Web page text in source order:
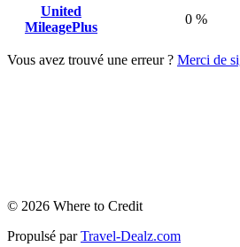
United
MileagePlus
0 %
Vous avez trouvé une erreur ? Merci de
© 2026 Where to Credit
Propulsé par Travel-Dealz.com